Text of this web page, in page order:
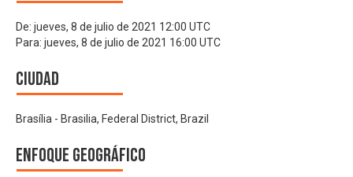
De: jueves, 8 de julio de 2021 12:00 UTC
Para: jueves, 8 de julio de 2021 16:00 UTC
Ciudad
Brasília - Brasilia, Federal District, Brazil
Enfoque geográfico